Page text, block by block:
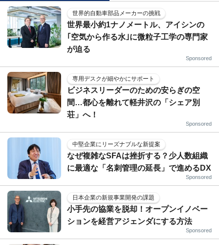
世界的自動車部品メーカーの挑戦
世界最小約1ナノメートル、アイシンの
｢空気から作る水｣に微粒子工学の専門家
が迫る
Sponsored
専用デスクが細やかにサポート
ビジネスリーダーのための安らぎの空
間…都心を離れて軽井沢の「シェア別
荘」へ！
Sponsored
中堅企業にリーズナブルな新提案
なぜ複雑なSFAは挫折する？少人数組織
に最適な「名刺管理の延長」で進めるDX
Sponsored
日本企業の新規事業開発の課題
小手先の協業を脱却！オープンイノベー
ションを経営アジェンダにする方法
Sponsored